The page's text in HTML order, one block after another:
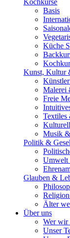
Kochkurse
Basis
Küche
Kunst, Kultur
Malerei
Freie
Textiles
Musik
Politik &
Umwelt
Glauben &
Älter
Über uns
Wer wir
Unser